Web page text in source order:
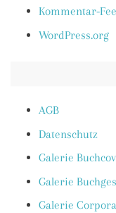
Kommentar-
WordPress.org
AGB
Datenschutz
Galerie
Galerie
Galerie